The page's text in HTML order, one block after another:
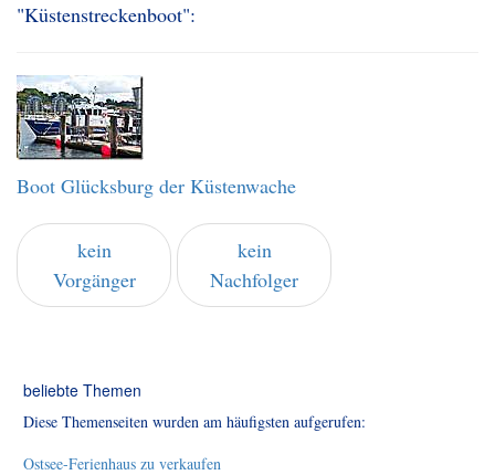
"Küstenstreckenboot":
Boot Glücksburg der Küstenwache
kein
Vorgänger
kein
Nachfolger
beliebte Themen
Diese Themenseiten wurden am häufigsten aufgerufen:
Ostsee-Ferienhaus zu verkaufen